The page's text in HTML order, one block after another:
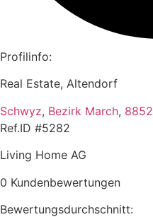
Profilinfo:
Real Estate, Altendorf
Schwyz, Bezirk March, 8852
Ref.ID #5282
Living Home AG
0 Kundenbewertungen
Bewertungsdurchschnitt: